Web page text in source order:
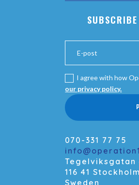
I agree with how
our privacy policy.
070-331 77 75
Tegelviksgatan
116 41 Stockholm
Sweden